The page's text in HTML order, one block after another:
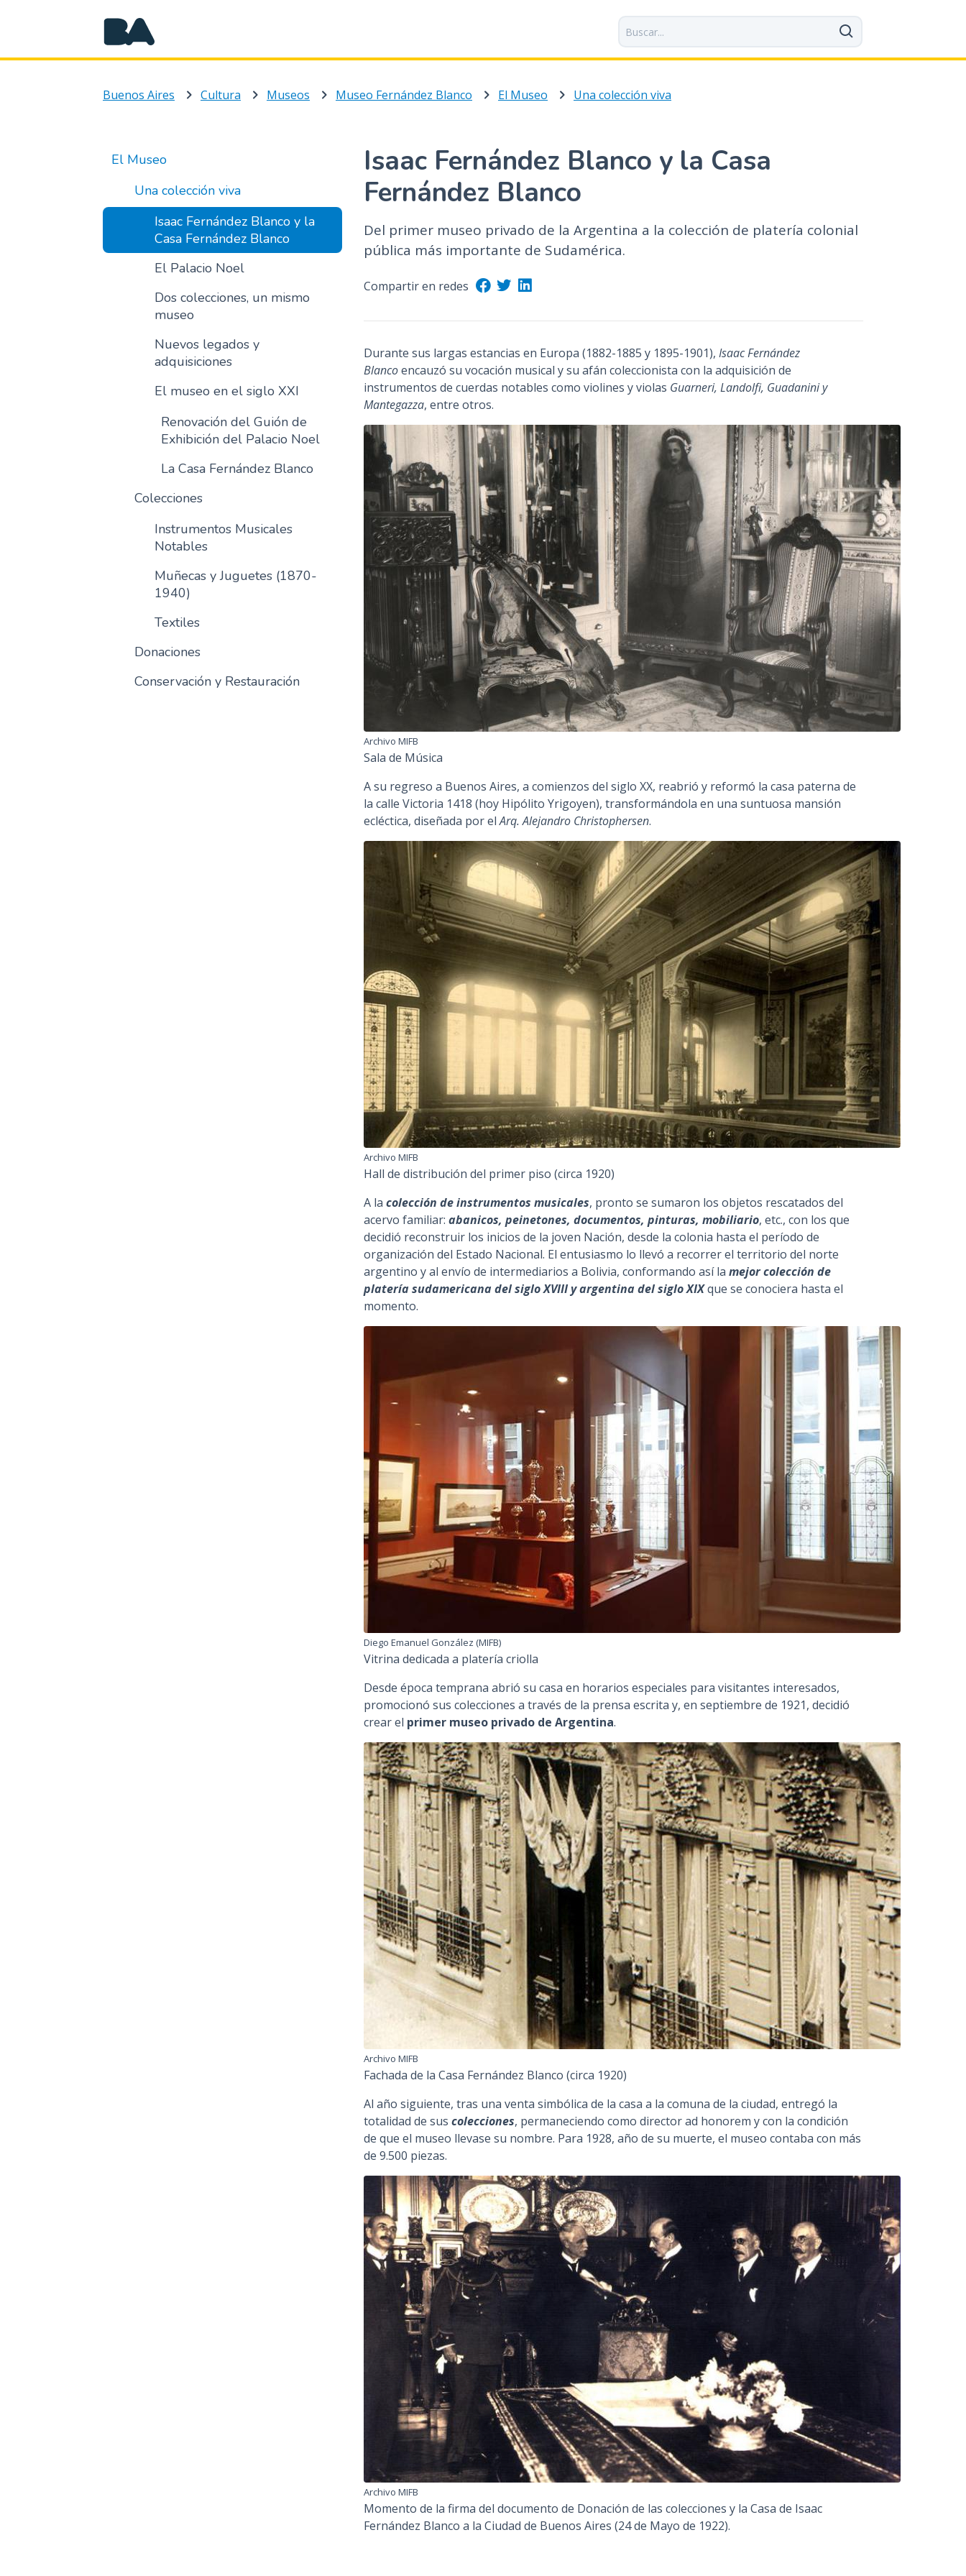
a
a
n
e
d
p
i
c
i
p
a
l
Buenos Aires Cultura Museos Museo Fernández Blanco El Museo Una colección viva
El Museo
Una colección viva
Isaac Fernández Blanco y la
Casa Fernández Blanco
El Palacio Noel
Dos colecciones, un mismo
museo
Nuevos legados y
adquisiciones
El museo en el siglo XXI
Renovación del Guión de
Exhibición del Palacio Noel
La Casa Fernández Blanco
Colecciones
Instrumentos Musicales
Notables
Muñecas y Juguetes (1870-
1940)
Textiles
Donaciones
Conservación y Restauración
Isaac Fernández Blanco y la Casa
Fernández Blanco
Del primer museo privado de la Argentina a la colección de platería colonial
pública más importante de Sudamérica.
Compartir en redes
Durante sus largas estancias en Europa (1882-1885 y 1895-1901), Isaac Fernández
Blancoencauzó su vocación musical y su afán coleccionista con la adquisición de
instrumentos de cuerdas notables como violines y violas Guarneri, Landolfi, Guadanini y
Mantegazza, entre otros.
Archivo MIFB
Sala de Música
A su regreso a Buenos Aires, a comienzos del siglo XX, reabrió y reformó la casa paterna de
la calle Victoria 1418 (hoy Hipólito Yrigoyen), transformándola en una suntuosa mansión
ecléctica, diseñada por elArq. Alejandro Christophersen.
Archivo MIFB
Hall de distribución del primer piso (circa 1920)
A la colección de instrumentos musicales, pronto se sumaron los objetos rescatados del
acervo familiar: abanicos, peinetones, documentos, pinturas, mobiliario, etc., con los que
decidió reconstruir los inicios de la joven Nación, desde la colonia hasta el período de
organización del Estado Nacional. El entusiasmo lo llevó a recorrer el territorio del norte
argentino y al envío de intermediarios a Bolivia, conformando así la mejor colección de
platería sudamericana del siglo XVIII y argentina del siglo XIXque se conociera hasta el
momento.
Diego Emanuel González (MIFB)
Vitrina dedicada a platería criolla
Desde época temprana abrió su casa en horarios especiales para visitantes interesados,
promocionó sus colecciones a través de la prensa escrita y, en septiembre de 1921, decidió
crear el primer museo privado de Argentina.
Archivo MIFB
Fachada de la Casa Fernández Blanco (circa 1920)
Al año siguiente, tras una venta simbólica de la casa a la comuna de la ciudad, entregó la
totalidad de sus colecciones, permaneciendo como director ad honorem y con la condición
de que el museo llevase su nombre. Para 1928, año de su muerte, el museo contaba con más
de 9.500 piezas.
Archivo MIFB
Momento de la firma del documento de Donación de las colecciones y la Casa de Isaac
Fernández Blanco a la Ciudad de Buenos Aires (24 de Mayo de 1922).